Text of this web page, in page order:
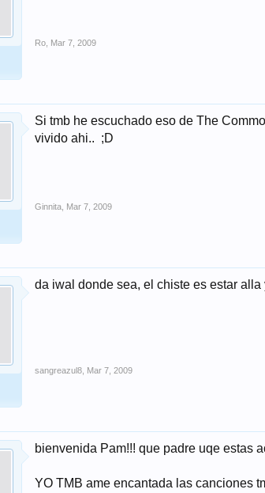
Ro Mar 7, 2009
Si tmb he escuchado eso de The
vivido ahi.. ;D
Ginnita Mar 7, 2009
da iwal donde sea, el chiste es estar alla
sangreazul8 Mar 7, 2009
bienvenida Pam!!! que padre uqe estas
YO TMB ame encantada las canciones